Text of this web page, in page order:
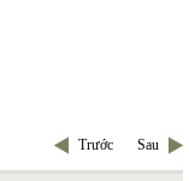
Trước Sau